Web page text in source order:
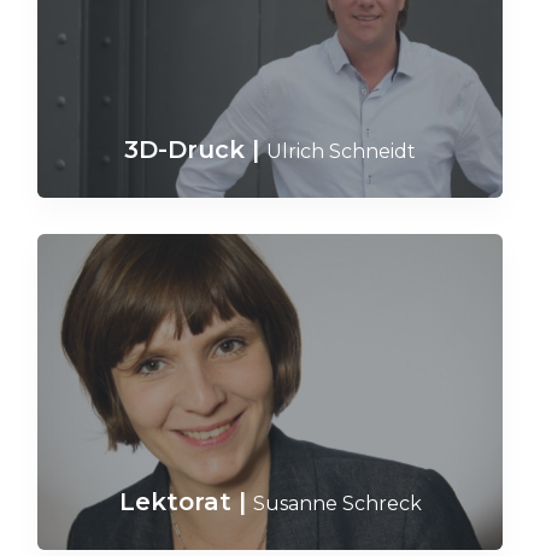
3D-Druck |Ulrich Schneidt
Lektorat| Susanne Schreck